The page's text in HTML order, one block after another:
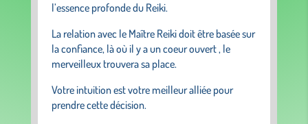
l’essence profonde du Reiki.
La relation avec le Maître Reiki doit être basée sur
la confiance, là où il y a un coeur ouvert , le
merveilleux trouvera sa place.
Votre intuition est votre meilleur alliée pour
prendre cette décision.